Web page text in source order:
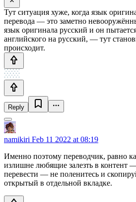
Тут ситуация хуже, когда язык
перевода — это заметно
язык оригинала русский и он
английского на русский, — тут
происходит.
Reply
namikiri Feb 11 2022 at 08:19
Именно поэтому переводчик, равно
излишне любящие залезть в контент
перевести — не поленитесь и
открытый в отдельной вкладке.